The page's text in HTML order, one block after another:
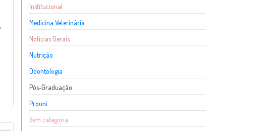
Institucional
Medicina Veterinária
Notícias Gerais
Nutrição
Odontologia
Pós-Graduação
Prouni
Sem categoria